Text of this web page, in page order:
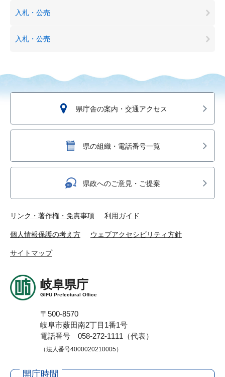
入札・公売
入札・公売
県庁舎の案内・交通アクセス
県の組織・電話番号一覧
県政へのご意見・ご提案
リンク・著作権・免責事項 利用ガイド
個人情報保護の考え方 ウェブアクセシビリティ方針
サイトマップ
岐阜県庁
GIFU Prefectural Office
〒500-8570
岐阜市薮田南2丁目1番1号
電話番号 058-272-1111（代表）
（法人番号4000020210005）
開庁時間